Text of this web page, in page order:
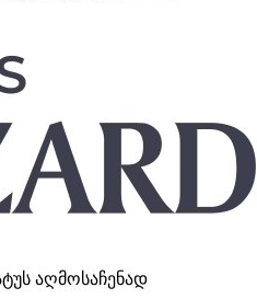
აღმოსაჩენად